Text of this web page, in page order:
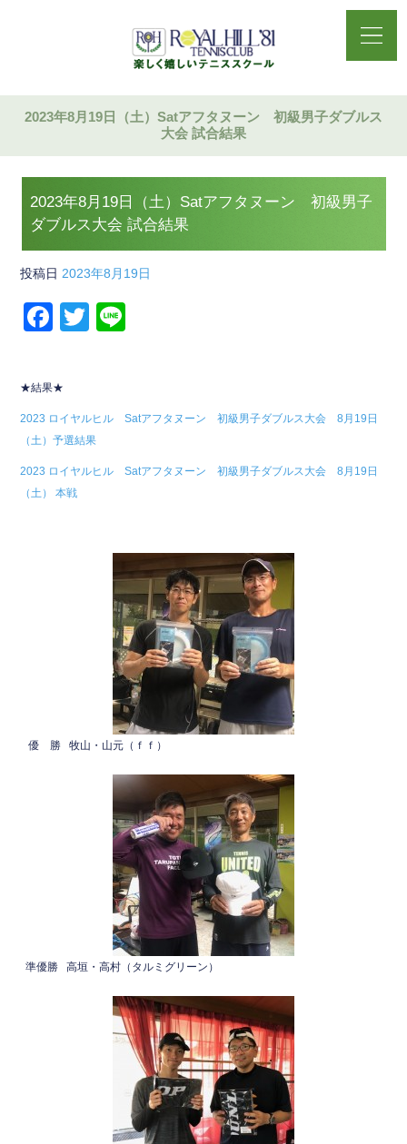
2023年8月19日（土）Satアフタヌーン 初級男子ダブルス
大会 試合結果
2023年8月19日（土）Satアフタヌーン 初級男子
ダブルス大会 試合結果
投稿日 2023年8月19日
F
c
b
o
o
T
★結果★
2023 ロイヤルヒル Satアフタヌーン 初級男子ダブルス大会 8月19日
（土）予選結果
2023 ロイヤルヒル Satアフタヌーン 初級男子ダブルス大会 8月19日
（土） 本戦
優 勝 牧山・山元（ｆｆ）
準優勝 高垣・高村（タルミグリーン）